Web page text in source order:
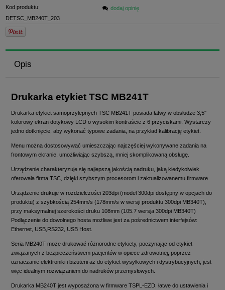
Kod produktu:
DETSC_MB240T_203
dodaj opinię
Opis
Drukarka etykiet TSC MB241T
Drukarka etykiet samoprzylepnych TSC MB241T posiada łatwy w obsłudze 3,5"
kolorowy ekran dotykowy LCD o wysokim kontraście z 6 przyciskami. Wystarczy
jedno dotknięcie, aby wykonać typowe zadania, na przykład kalibrację etykiet.
Menu można dostosowywać umieszczając najczęściej wykonywane zadania na
frontowym ekranie, umożliwiając szybszą, mniej skomplikowaną obsługę.
Urządzenie charakteryzuje się najlepszą jakością nadruku, jaką kiedykolwiek
oferowała firma TSC, dzięki szybszym procesorom i zaktualizowanemu firmware.
Urządzenie drukuje w rozdzielczości 203dpi (model 300dpi dostępny w opcjach do
produktu) z szybkością 254mm/s (178mm/s w wersji produktu 300dpi MB340T),
przy maksymalnej szerokości druku 108mm (105.7 wersja 300dpi MB340T)
Podłączenie do dowolnego hosta możliwe jest za pośrednictwem interfejsów:
Ethernet, USB,RS232, USB Host.
Seria MB240T może drukować różnorodne etykiety, poczynając od etykiet
związanych z bezpieczeństwem pacjentów w opiece zdrowotnej, poprzez
oznaczanie elektroniki i biżuterii aż do etykiet wysyłkowych i dystrybucyjnych, jest
więc idealnym rozwiązaniem do nadruków przemysłowych.
Drukarka MB240T jest wyposażona w firmware TSPL-EZD, łatwe do ustawienia i